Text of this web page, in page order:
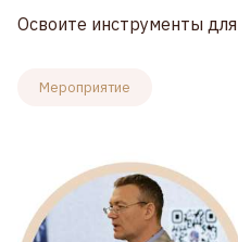
Освоите инструменты
Мероприятие